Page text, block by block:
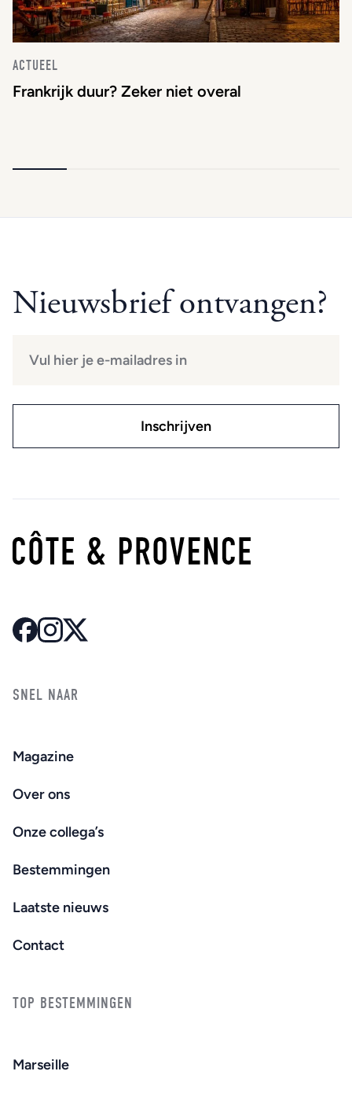
ACTUEEL
Frankrijk duur? Zeker niet overal
Nieuwsbrief ontvangen?
SNEL NAAR
Magazine
Over ons
Onze collega’s
Bestemmingen
Laatste nieuws
Contact
TOP BESTEMMINGEN
Marseille